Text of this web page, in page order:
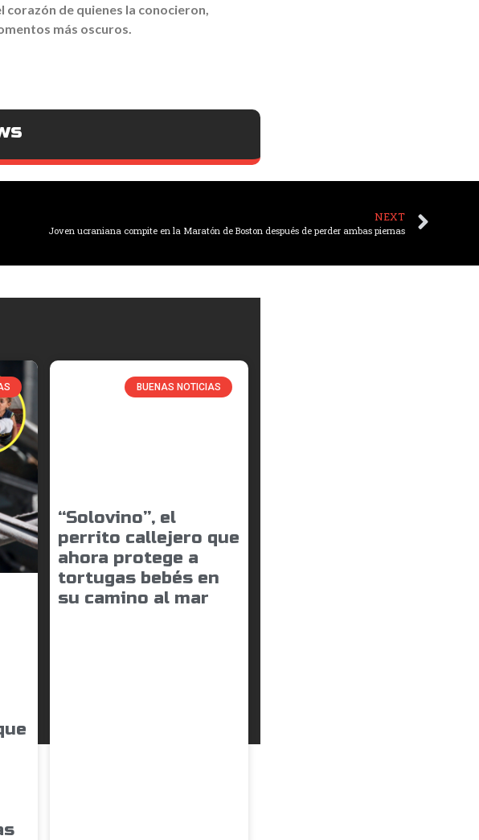
de quienes la conocieron,
más oscuros.
NEXT
Joven ucraniana compite en la Maratón de Boston después de perder ambas piernas
BUENAS NOTICIAS
“Solovino”, el
perrito callejero que
ahora protege a
tortugas bebés en
su camino al mar